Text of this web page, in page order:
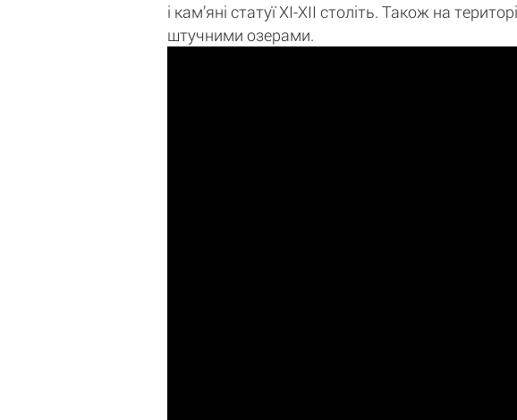
і кам’яні статуї XI-XII століть. Також на
штучними озерами.